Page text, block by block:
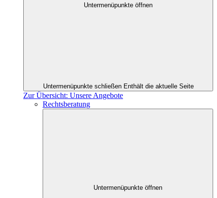
Untermenüpunkte öffnen
Untermenüpunkte schließen Enthält die aktuelle Seite
Zur Übersicht: Unsere Angebote
Rechtsberatung
Untermenüpunkte öffnen